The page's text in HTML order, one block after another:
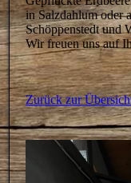
in Salzdahlum oder
Schöppenstedt und
Wir freuen uns auf
Zurück zur